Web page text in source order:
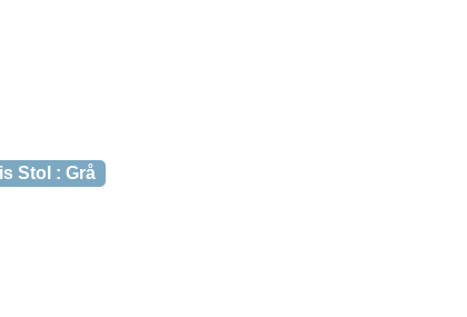
Stol : Grå